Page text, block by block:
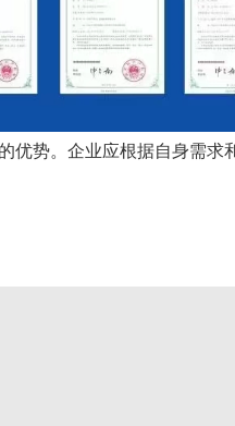
势。企业应根据自身需求